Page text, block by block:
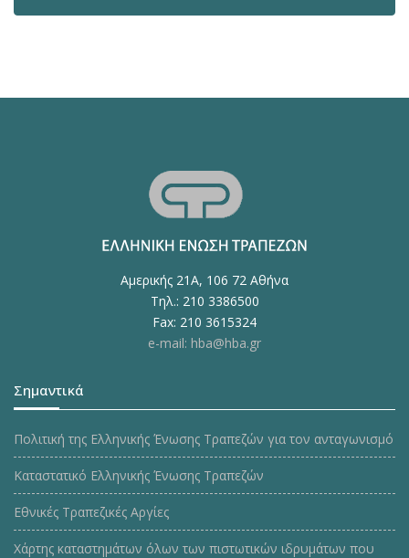
Αμερικής 21Α, 106 72 Αθήνα
Τηλ.: 210 3386500
Fax: 210 3615324
e-mail: hba@hba.gr
Σημαντικά
Πολιτική της Ελληνικής Ένωσης Τραπεζών για τον ανταγωνισμό
Καταστατικό Ελληνικής Ένωσης Τραπεζών
Εθνικές Τραπεζικές Αργίες
Χάρτης καταστημάτων όλων των πιστωτικών ιδρυμάτων που